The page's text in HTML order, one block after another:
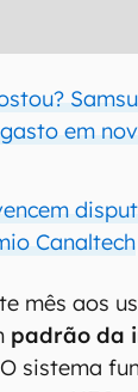
em
Canaltech
mês aos
padrão da
sistema